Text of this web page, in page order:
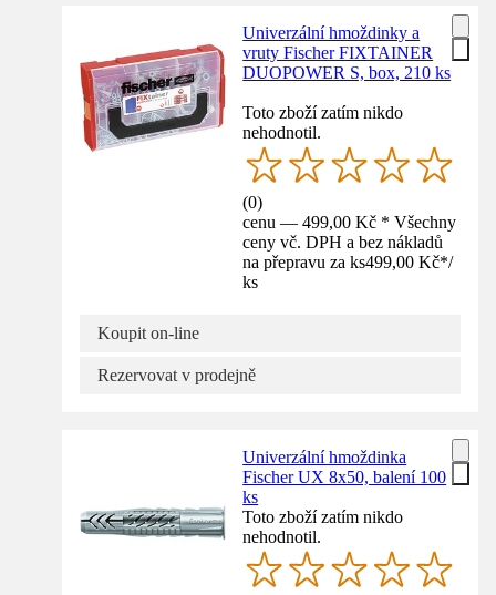
Univerzální hmoždinky a
vruty Fischer FIXTAINER
DUOPOWER S, box, 210 ks
Toto zboží zatím nikdo
nehodnotil.
(0)
cenu — 499,00 Kč * Všechny
ceny vč. DPH a bez nákladů
na přepravu za ks499,00 Kč*/
ks
Koupit on-line
Rezervovat v prodejně
Univerzální hmoždinka
Fischer UX 8x50, balení 100
ks
Toto zboží zatím nikdo
nehodnotil.